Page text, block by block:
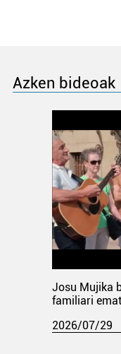
Azken bideoak
Josu Mujika
familiari
2026/07/29